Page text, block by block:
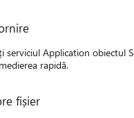
serviciul Application obiectul
rapidă.
fișier